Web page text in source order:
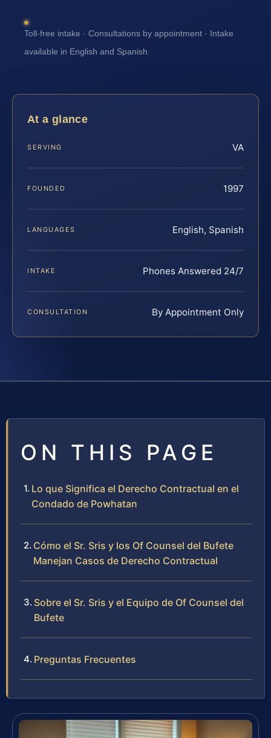
Toll-free intake · Consultations by appointment · Intake
available in English and Spanish
At a glance
SERVING VA
FOUNDED 1997
LANGUAGES English, Spanish
INTAKE Phones Answered 24/7
CONSULTATION By Appointment Only
ON THIS PAGE
Lo que Significa el Derecho Contractual en el
Condado de Powhatan
Cómo el Sr. Sris y los Of Counsel del Bufete
Manejan Casos de Derecho Contractual
Sobre el Sr. Sris y el Equipo de Of Counsel del
Bufete
Preguntas Frecuentes